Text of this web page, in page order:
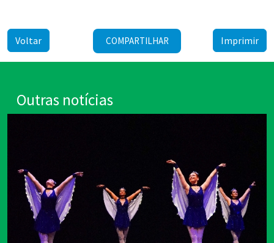
Voltar COMPARTILHAR Imprimir
Outras notícias